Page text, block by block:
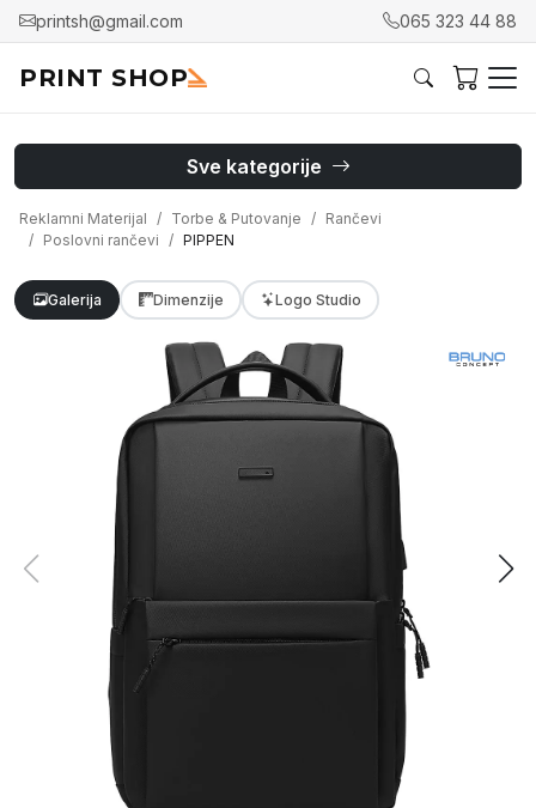
printsh@gmail.com 065 323 44 88
PRINT SHOP
Sve kategorije
Reklamni Materijal Torbe & Putovanje
Rančevi
Poslovni rančevi
PIPPEN
Galerija Dimenzije Logo Studio